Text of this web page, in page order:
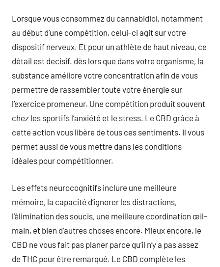
Lorsque vous consommez du cannabidiol, notamment
au début d’une compétition, celui-ci agit sur votre
dispositif nerveux. Et pour un athlète de haut niveau, ce
détail est decisif. dès lors que dans votre organisme, la
substance améliore votre concentration afin de vous
permettre de rassembler toute votre énergie sur
l’exercice promeneur. Une compétition produit souvent
chez les sportifs l’anxiété et le stress. Le CBD grâce à
cette action vous libère de tous ces sentiments. Il vous
permet aussi de vous mettre dans les conditions
idéales pour compétitionner.
Les effets neurocognitifs inclure une meilleure
mémoire, la capacité d’ignorer les distractions,
l’élimination des soucis, une meilleure coordination œil-
main, et bien d’autres choses encore. Mieux encore, le
CBD ne vous fait pas planer parce qu’il n’y a pas assez
de THC pour être remarqué. Le CBD complète les